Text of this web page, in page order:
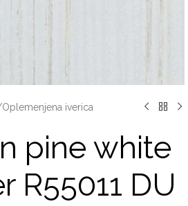
Oplemenjena iverica
pine white
R55011 DU